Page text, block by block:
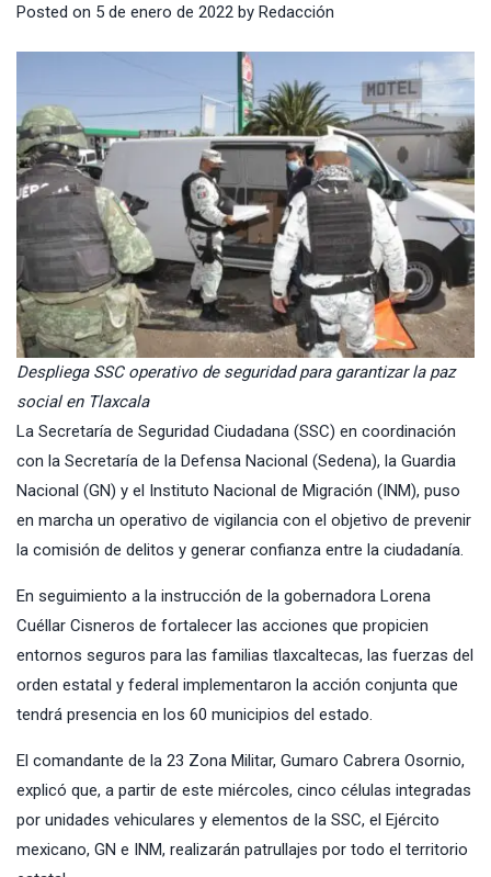
Posted on 5 de enero de 2022 by Redacción
Despliega SSC operativo de seguridad para garantizar la paz
social en Tlaxcala
La Secretaría de Seguridad Ciudadana (SSC) en coordinación
con la Secretaría de la Defensa Nacional (Sedena), la Guardia
Nacional (GN) y el Instituto Nacional de Migración (INM), puso
en marcha un operativo de vigilancia con el objetivo de prevenir
la comisión de delitos y generar confianza entre la ciudadanía.
En seguimiento a la instrucción de la gobernadora Lorena
Cuéllar Cisneros de fortalecer las acciones que propicien
entornos seguros para las familias tlaxcaltecas, las fuerzas del
orden estatal y federal implementaron la acción conjunta que
tendrá presencia en los 60 municipios del estado.
El comandante de la 23 Zona Militar, Gumaro Cabrera Osornio,
explicó que, a partir de este miércoles, cinco células integradas
por unidades vehiculares y elementos de la SSC, el Ejército
mexicano, GN e INM, realizarán patrullajes por todo el territorio